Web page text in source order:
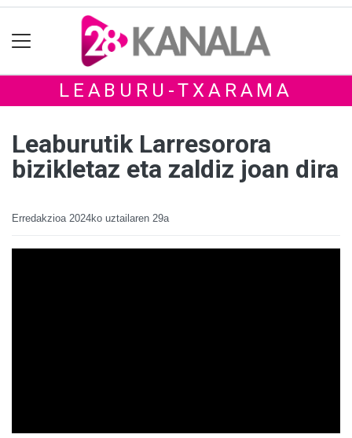
LEABURU-TXARAMA
Leaburutik Larresorora
bizikletaz eta zaldiz joan dira
Erredakzioa 2024ko uztailaren 29a